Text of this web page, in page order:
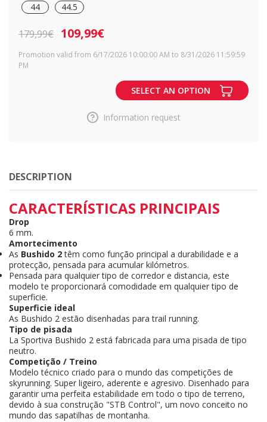
44
44.5
179,99€ 109,99€
Promotion valid from 6/17/2026 10:00:00 AM to 8/31/2026 11:59:59
PM
SELECT AN OPTION
Information request
DESCRIPTION
CARACTERÍSTICAS PRINCIPAIS
Drop
6 mm.
Amortecimento
As Bushido 2têm como função principal a durabilidade e a
protecção, pensada para acumular kilómetros.
Pensada para qualquier tipo de corredor e distancia, este
modelo te proporcionará comodidade em qualquier tipo de
superficie.
Superficie ideal
As Bushido 2 estão disenhadas para trail running.
Tipo de pisada
La Sportiva Bushido 2 está fabricada para uma pisada de tipo
neutro.
Competição / Treino
Modelo técnico criado para o mundo das competições de
skyrunning. Super ligeiro, aderente e agresivo. Disenhado para
garantir uma perfeita estabilidade em todo o tipo de terreno,
devido à sua construção "STB Control", um novo conceito no
mundo das sapatilhas de montanha.